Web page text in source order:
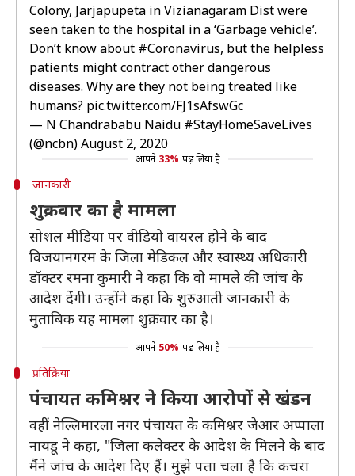
Colony, Jarjapupeta in Vizianagaram Dist were
seen taken to the hospital in a ‘Garbage vehicle’.
Don’t know about #Coronavirus, but the helpless
patients might contract other dangerous
diseases. Why are they not being treated like
humans? pic.twitter.com/FJ1sAfswGc
— N Chandrababu Naidu #StayHomeSaveLives
(@ncbn)August 2, 2020
आपने 33% पढ़ लिया है
जानकारी
शुक्रवार का है मामला
सोशल मीडिया पर वीडियो वायरल होने के बाद
विजयानगरम के जिला मेडिकल और स्वास्थ्य अधिकारी
डॉक्टर रमना कुमारी ने कहा कि वो मामले की जांच के
आदेश देंगी। उन्होंने कहा कि शुुरुआती जानकारी के
मुताबिक यह मामला शुक्रवार का है।
आपने 50% पढ़ लिया है
प्रतिक्रिया
पंचायत कमिश्नर ने किया आरोपों से खंडन
वहीं नेल्लिमारला नगर पंचायत के कमिश्नर जेआर अप्पाला
नायडू ने कहा, "जिला कलेक्टर के आदेश के मिलने के बाद
मैंने जांच के आदेश दिए हैं। मुझे पता चला है कि कचरा